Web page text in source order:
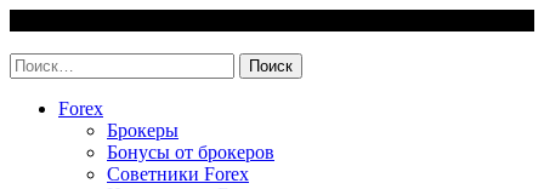
content
Найти:
Forex
Брокеры
Бонусы от брокеров
Советники Forex